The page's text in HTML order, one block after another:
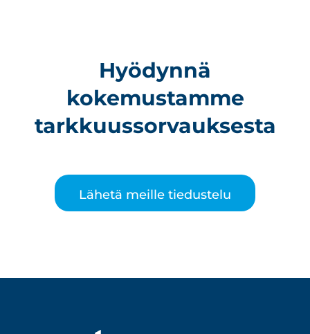
Hyödynnä
kokemustamme
tarkkuussorvauksesta
Lähetä meille tiedustelu